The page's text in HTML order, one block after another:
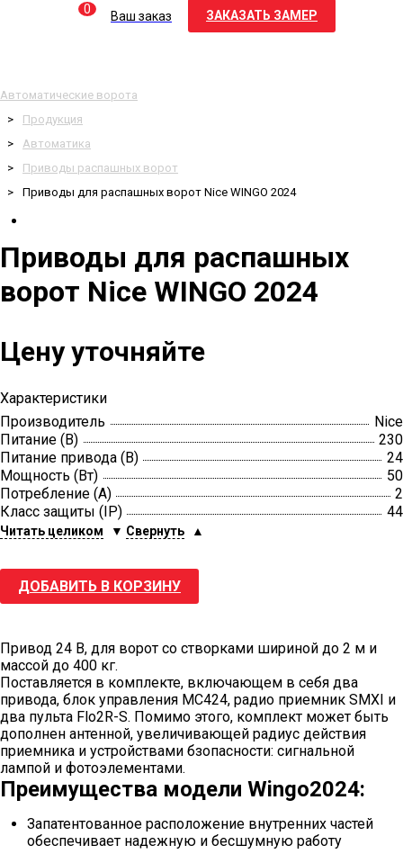
0 Ваш заказ ЗАКАЗАТЬ ЗАМЕР
Автоматические ворота
Продукция
Автоматика
Приводы распашных ворот
Приводы для распашных ворот Nice WINGO 2024
Приводы для распашных
ворот Nice WINGO 2024
Цену уточняйте
Характеристики
Производитель
Nice
Питание (В)
230
Питание привода (В)
24
Мощность (Вт)
50
Потребление (А)
2
Класс защиты (IP)
44
Читать целиком ▼ Свернуть ▲
ДОБАВИТЬ В КОРЗИНУ
Привод 24 В, для ворот со створками шириной до 2 м и
массой до 400 кг.
Поставляется в комплекте, включающем в себя два
привода, блок управления MC424, радио приемник SMXI и
два пульта Flo2R-S. Помимо этого, комплект может быть
дополнен антенной, увеличивающей радиус действия
приемника и устройствами бзопасности: сигнальной
лампой и фотоэлементами.
Преимущества модели Wingo2024:
Запатентованное расположение внутренних частей
обеспечивает надежную и бесшумную работу